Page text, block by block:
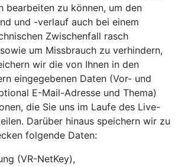
bearbeiten zu können, um den
und -verlauf auch bei einem
Zwischenfall rasch
um Missbrauch zu verhindern,
wir die von Ihnen in den
eingegebenen Daten (Vor- und
E-Mail-Adresse und Thema)
die Sie uns im Laufe des Live-
Darüber hinaus speichern wir zu
folgende Daten:
(VR-NetKey),